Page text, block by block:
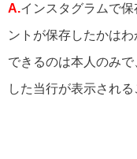
A.インスタグラムで
ントが保存したかは
できるのは本人のみ
した当行が表示される